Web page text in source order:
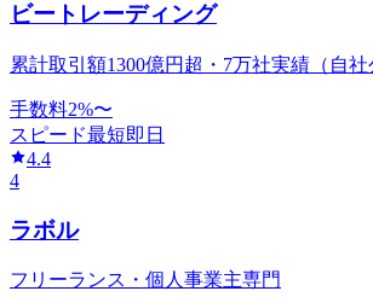
ビートレーディング
累計取引額1300億円超・7万社実績（自社
手数料2%〜
スピード最短即日
4.4
4
ラボル
フリーランス・個人事業主専門